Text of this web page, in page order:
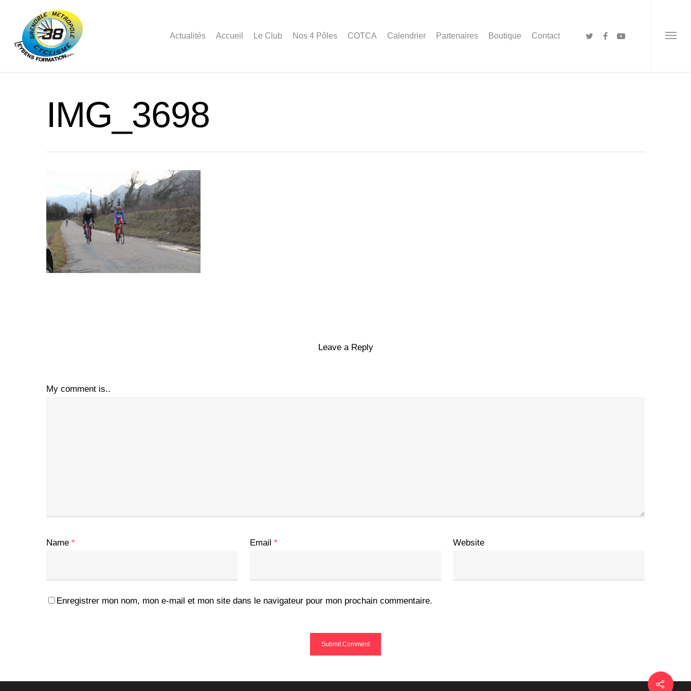
Actualités Accueil Le Club Nos 4 Pôles COTCA Calendrier Partenaires Boutique Contact
IMG_3698
Leave a Reply
My comment is..
Name * Email * Website
Enregistrer mon nom, mon e-mail et mon site dans le navigateur pour mon prochain commentaire.